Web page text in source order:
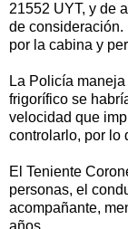
21552 UYT, y de
de consideración.
por la cabina y
La Policía
frigorífico se
velocidad que
controlarlo, por lo
El Teniente
personas, el
acompañante,